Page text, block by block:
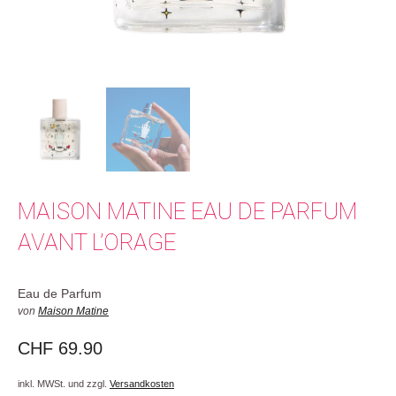
MAISON MATINE EAU DE PARFUM
AVANT L’ORAGE
Eau de Parfum
von Maison Matine
CHF 69.90
inkl. MWSt. und zzgl. Versandkosten